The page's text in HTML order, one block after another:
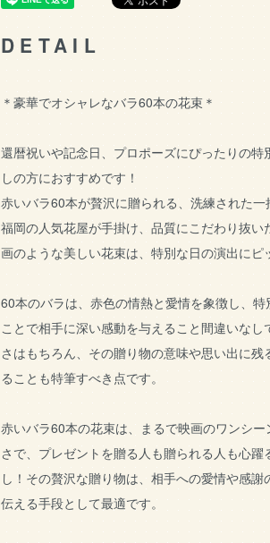
DETAIL
＊豪華でオシャレなバラ60本の花束＊
還暦祝いや記念日、プロポーズにぴったりの特
しの方におすすめです！
赤いバラ60本が贅沢に贈られる、洗練された一
福岡の人気花屋が手掛け、品質にこだわり抜い
画のような美しい花束は、特別な日の演出にピ
60本のバラは、赤色の情熱と愛情を象徴し、特
ことで相手に深い感動を与えること間違いなし
さはもちろん、その贈り物の意味や思い出に残
ることも特筆すべき点です。
赤いバラ60本の花束は、まるで映画のワンシ
さで、プレゼントを贈る人も贈られる人も心躍
し！その贅沢な贈り物は、相手への愛情や感謝
伝える手段として最適です。